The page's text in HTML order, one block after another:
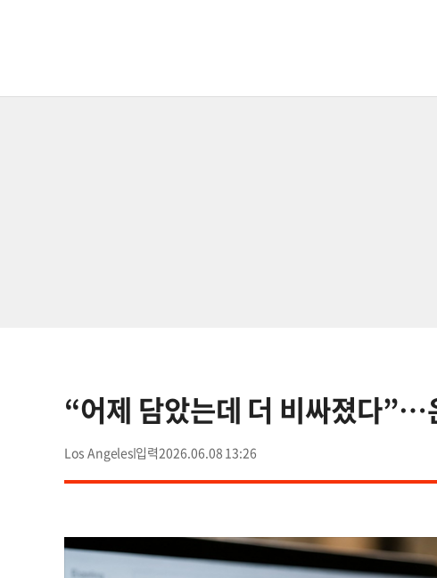
“어제 담았는데 더 비싸졌다”…
Los Angeles 2026.06.08 13:26